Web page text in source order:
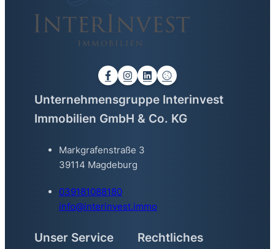
Unternehmensgruppe Interinvest
Immobilien GmbH & Co. KG
Markgrafenstraße 3
39114 Magdeburg
039181088180
info@interinvest.immo
Unser Service Rechtliches